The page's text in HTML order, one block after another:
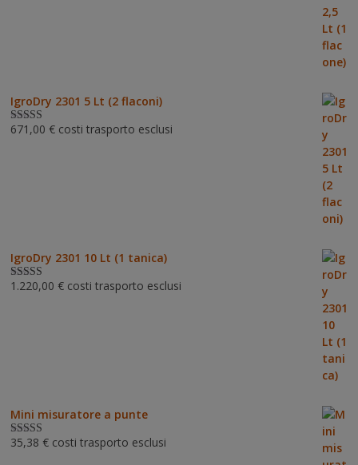
IgroDry 2301 5 Lt (2 flaconi)
Valutato5.00
671,00 € costi trasporto esclusi
IgroDry 2301 10 Lt (1 tanica)
Valutato5.00
1.220,00 € costi trasporto esclusi
Mini misuratore a punte
Valutat
35,38 € costi trasporto esclusi